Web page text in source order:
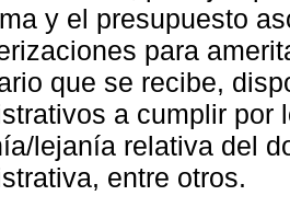
y el presupuesto
para
que se recibe,
a cumplir por
lejanía relativa del
entre otros.